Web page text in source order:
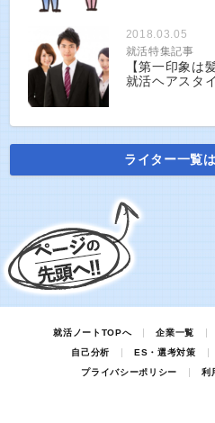
2018.03.05
就活特集記事
【第一印象は
就活ヘアスタ
ライター一覧
就活ノートTOPへ 企業一覧
自己分析
ES・選考対策
プライバシーポリシー
利